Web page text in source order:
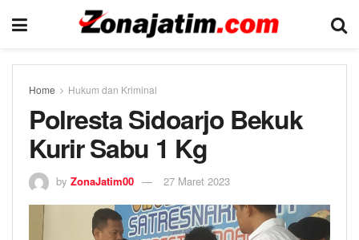
Home Hukum dan Kriminal
Polresta Sidoarjo Bekuk
Kurir Sabu 1 Kg
by ZonaJatim00 27 Maret 2023